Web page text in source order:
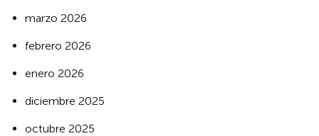
marzo 2026
febrero 2026
enero 2026
diciembre 2025
octubre 2025